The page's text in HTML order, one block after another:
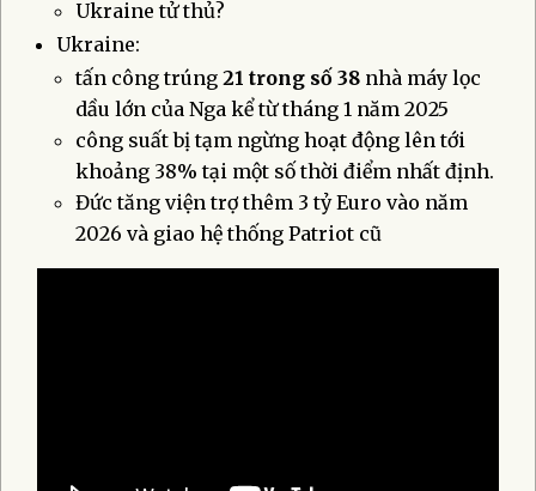
Ukraine tử thủ?
Ukraine:
tấn công trúng 21 trong số 38 nhà máy lọc
dầu lớn của Nga kể từ tháng 1 năm 2025
công suất bị tạm ngừng hoạt động lên tới
khoảng 38% tại một số thời điểm nhất định.
Đức tăng viện trợ thêm 3 tỷ Euro vào năm
2026 và giao hệ thống Patriot cũ